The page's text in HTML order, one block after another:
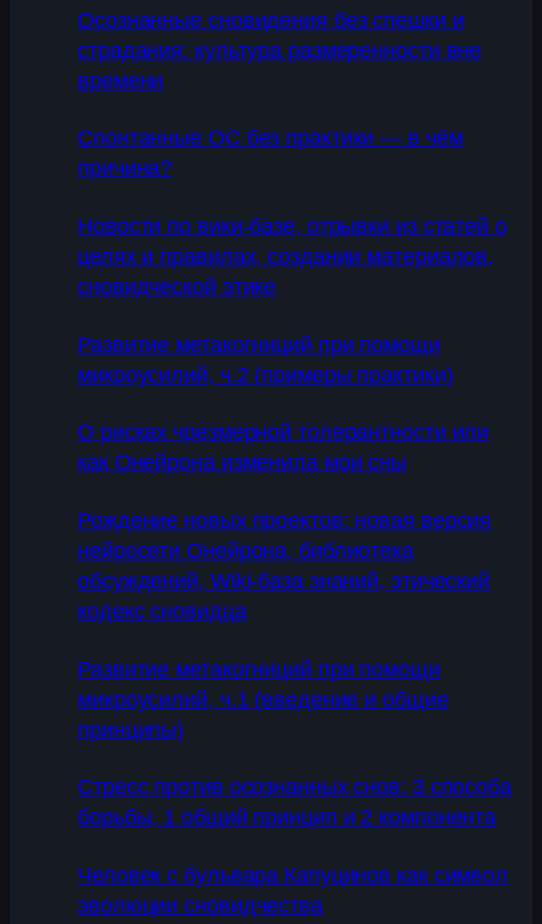
Осознанные сновидения без спешки и
страдания: культура размеренности вне
времени
Спонтанные ОС без практики — в чём
причина?
Новости по вики-базе, отрывки из статей о
целях и правилах, создании материалов,
сновидческой этике
Развитие метакогниций при помощи
микроусилий, ч.2 (примеры практики)
О рисках чрезмерной толерантности или
как Онейрона изменила мои сны
Рождение новых проектов: новая версия
нейросети Онейрона, библиотека
обсуждений, Wiki-база знаний, этический
кодекс сновидца
Развитие метакогниций при помощи
микроусилий, ч.1 (введение и общие
принципы)
Стресс против осознанных снов: 3 способа
борьбы, 1 общий принцип и 2 компонента
Человек с бульвара Капуцинов как символ
эволюции сновидчества